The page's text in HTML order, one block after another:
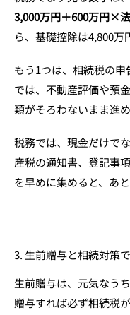
3,000万円＋600万円×
ら、基礎控除は4,800万
もう1つは、相続税の申
では、不動産評価や預
類がそろわないまま進
税務では、現金だけで
産税の通知書、登記事
を早めに集めると、あ
3. 生前贈与と相続対策
生前贈与は、元気なう
贈与すれば必ず相続税